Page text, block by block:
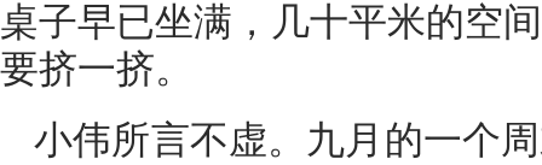
桌子早已坐满，几十平米的空
要挤一挤。
小伟所言不虚。九月的一个